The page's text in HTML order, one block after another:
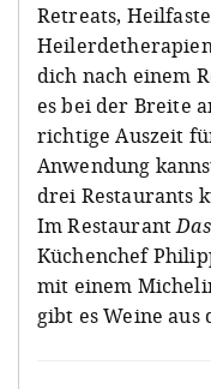
Retreats,
dich nach einem
es bei der Breite
richtige Auszeit
Anwendung
drei Restaurants
Im Restaurant
Küchenchef
mit einem
gibt es Weine aus